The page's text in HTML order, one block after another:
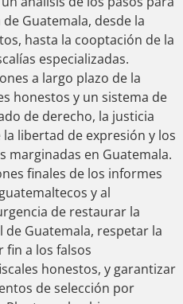
Guatemala, desde la
hasta la cooptación de la
especializadas.
a largo plazo de la
honestos y un sistema de
de derecho, la justicia
libertad de expresión y los
marginadas en Guatemala.
finales de los informes
y al
de restaurar la
Guatemala, respetar la
fin a los falsos
honestos, y garantizar
de selección por